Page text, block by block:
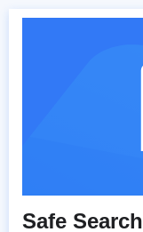
Safe